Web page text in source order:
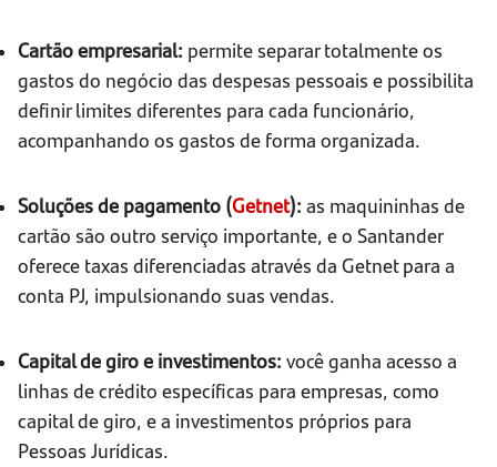
Cartão empresarial: permite separar totalmente os
gastos do negócio das despesas pessoais e possibilita
definir limites diferentes para cada funcionário,
acompanhando os gastos de forma organizada.
Soluções de pagamento (Getnet): as maquininhas de
cartão são outro serviço importante, e o Santander
oferece taxas diferenciadas através da Getnet para a
conta PJ, impulsionando suas vendas.
Capital de giro e investimentos: você ganha acesso a
linhas de crédito específicas para empresas, como
capital de giro, e a investimentos próprios para
Pessoas Jurídicas.